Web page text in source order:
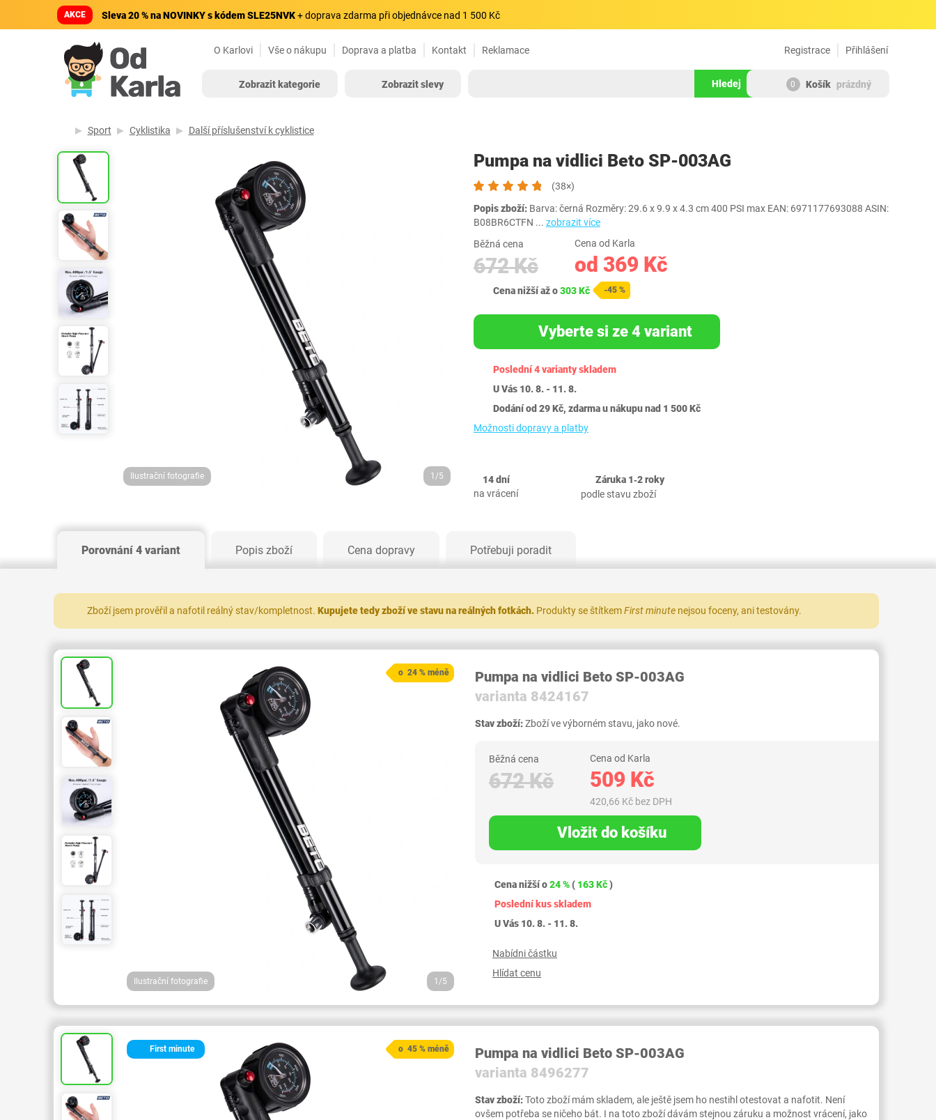
AKCE Sleva 20 % na NOVINKY s kódem SLE25NVK+ doprava zdarma při objednávce nad 1 500 Kč
O Karlovi Vše o nákupu Doprava a platba Kontakt Reklamace Přihlášení
Registrace
Zobrazit kategorie Zobrazit slevy Hledej 0 Košík prázdný
Sport Cyklistika Další příslušenství k cyklistice
Ilustrační fotografie 1/5
Pumpa na vidlici Beto SP-003AG
(38×)
Popis zboží: Barva: černá Rozměry: ‎29.6 x 9.9 x 4.3 cm 400 PSI max EAN: 6971177693088 ASIN:
B08BR6CTFN ... zobrazit více
Běžná cena
672 Kč
Cena od Karla
od 369 Kč
Cena nižší až o303 Kč -45 %
Vyberte si ze 4 variant
Poslední 4 varianty skladem
U Vás 10. 8. - 11. 8.
Dodání od 29 Kč, zdarma u nákupu nad 1 500 Kč
Možnosti dopravy a platby
14 dní
na vrácení
Záruka 1‐2 roky
podle stavu zboží
Porovnání 4 variant Popis zboží Cena dopravy Potřebuji poradit
Zboží jsem prověřil a nafotil reálný stav/kompletnost. Kupujete tedy zboží ve stavu na reálných fotkách. Produkty se štítkemFirst minute nejsou foceny, ani testovány.
Ilustrační fotografie 1/5
o 24 % méně
Pumpa na vidlici Beto SP-003AG
varianta 8424167
Stav zboží:Zboží ve výborném stavu, jako nové.
Běžná cena
672 Kč
Cena od Karla
509 Kč
420,66 Kč bez DPH
Vložit do košíku
Cena nižší o24 % ( 163 Kč)
Poslední kus skladem
U Vás 10. 8. - 11. 8.
Nabídni částku
Hlídat cenu
First minute o 45 % méně
Pumpa na vidlici Beto SP-003AG
varianta 8496277
Stav zboží:Toto zboží mám skladem, ale ještě jsem ho nestihl otestovat a nafotit. Není
ovšem potřeba se ničeho bát. I na toto zboží dávám stejnou záruku a možnost vrácení, jako